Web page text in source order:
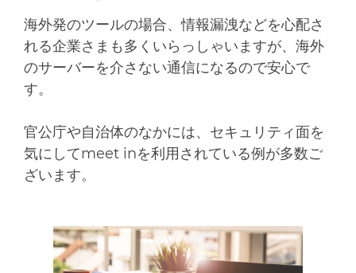
海外発のツールの場合、情報漏洩などを心配さ
れる企業さまも多くいらっしゃいますが、海外
のサーバーを介さない通信になるので安心で
す。
官公庁や自治体のなかには、セキュリティ面を
気にしてmeet inを利用されている例が多数ご
ざいます。